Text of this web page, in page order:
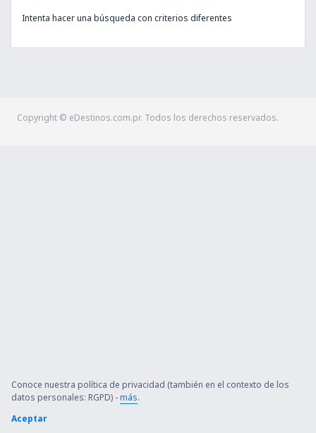
Intenta hacer una búsqueda con criterios diferentes
Copyright © eDestinos.com.pr. Todos los derechos reservados.
Conoce nuestra política de privacidad (también en el contexto de los
datos personales: RGPD) -más.
Aceptar